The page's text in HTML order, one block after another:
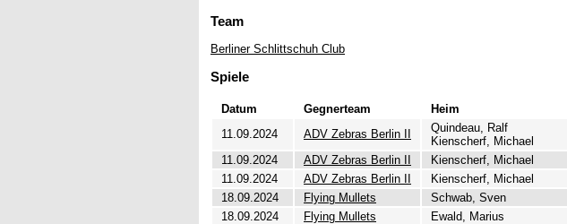
Team
Berliner Schlittschuh Club
Spiele
Datum Gegnerteam Heim
11.09.2024
ADV Zebras Berlin II
Quindeau, Ralf
Kienscherf, Michael
11.09.2024
ADV Zebras Berlin II Kienscherf, Michael
11.09.2024
ADV Zebras Berlin II Kienscherf, Michael
18.09.2024
Flying Mullets Schwab, Sven
18.09.2024
Flying Mullets Ewald, Marius